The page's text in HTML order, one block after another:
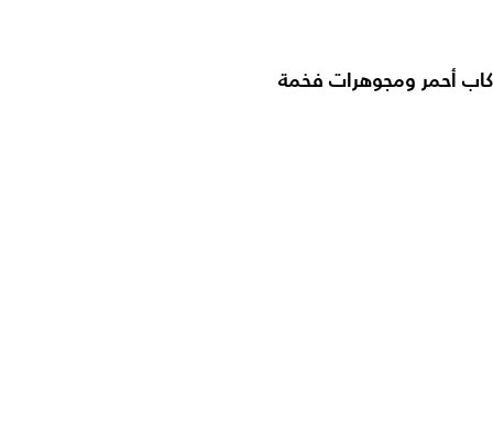
كاب أحمر ومجوهرات فخمة